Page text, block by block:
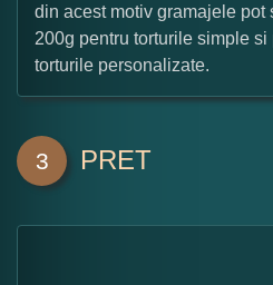
din acest motiv gramajele pot
200g pentru torturile simple
torturile personalizate.
3 PRET